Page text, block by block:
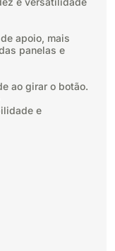
apoio, mais
panelas e
ao girar o botão.
e